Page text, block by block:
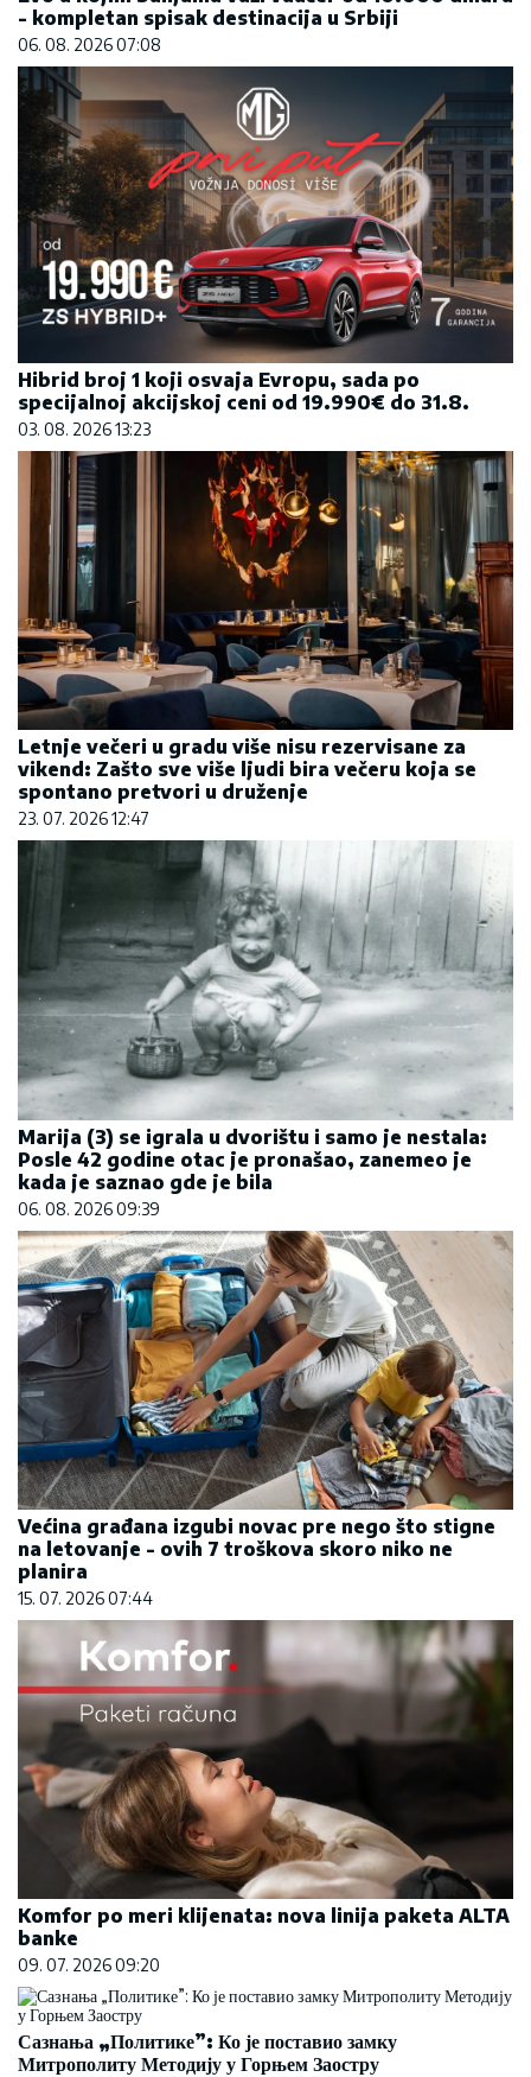
- kompletan spisak destinacija u Srbiji
06. 08. 2026 07:08
Hibrid broj 1 koji osvaja Evropu, sada po
specijalnoj akcijskoj ceni od 19.990€ do 31.8.
03. 08. 2026 13:23
Letnje večeri u gradu više nisu rezervisane za
vikend: Zašto sve više ljudi bira večeru koja se
spontano pretvori u druženje
23. 07. 2026 12:47
Marija (3) se igrala u dvorištu i samo je nestala:
Posle 42 godine otac je pronašao, zanemeo je
kada je saznao gde je bila
06. 08. 2026 09:39
Većina građana izgubi novac pre nego što stigne
na letovanje - ovih 7 troškova skoro niko ne
planira
15. 07. 2026 07:44
Komfor po meri klijenata: nova linija paketa ALTA
banke
09. 07. 2026 09:20
Сазнања „Политике”: Ко је поставио замку
Митрополиту Методију у Горњем Заостру